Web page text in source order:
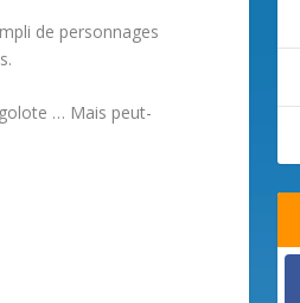
de personnages
… Mais peut-